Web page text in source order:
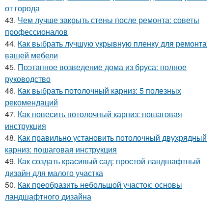
от города
43. Чем лучше закрыть стены после ремонта: советы
профессионалов
44. Как выбрать лучшую укрывную пленку для ремонта
вашей мебели
45. Поэтапное возведение дома из бруса: полное
руководство
46. Как выбрать потолочный карниз: 5 полезных
рекомендаций
47. Как повесить потолочный карниз: пошаговая
инструкция
48. Как правильно установить потолочный двухрядный
карниз: пошаговая инструкция
49. Как создать красивый сад: простой ландшафтный
дизайн для малого участка
50. Как преобразить небольшой участок: основы
ландшафтного дизайна